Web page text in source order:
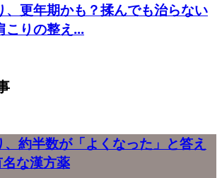
、更年期かも？揉んでも治らない
こりの整え...
約半数が「よくなった」と答え
な漢方薬